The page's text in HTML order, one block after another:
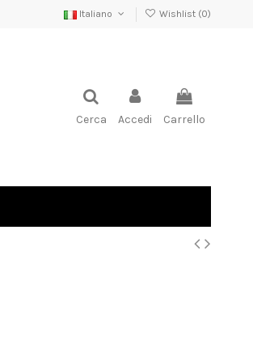
Italiano Wishlist (0)
Cerca Accedi Carrello